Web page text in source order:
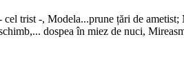
trist -, Modela...prune țări de
dospea în miez de nuci,